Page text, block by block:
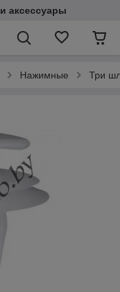
аксессуары
Нажимные Три